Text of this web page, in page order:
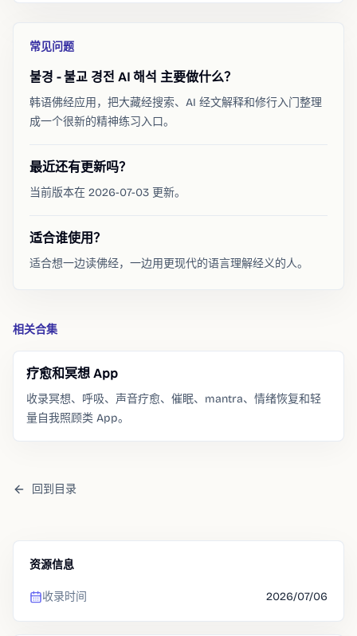
常见问题
불경 - 불교 경전 AI 해석 主要做什么？
韩语佛经应用，把大藏经搜索、AI 经文解释和修行入门整理
成一个很新的精神练习入口。
最近还有更新吗？
当前版本在 2026-07-03 更新。
适合谁使用？
适合想一边读佛经，一边用更现代的语言理解经义的人。
相关合集
疗愈和冥想 App
收录冥想、呼吸、声音疗愈、催眠、mantra、情绪恢复和轻
量自我照顾类 App。
回到目录
资源信息
收录时间 2026/07/06